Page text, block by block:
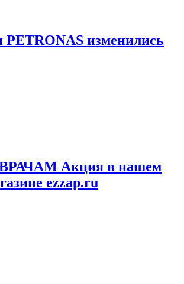
изменились
Акция в нашем
ezzap.ru